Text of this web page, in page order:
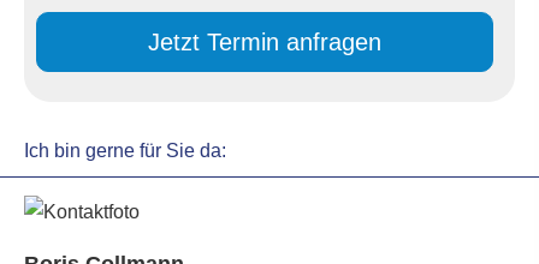
Jetzt Termin anfragen
Ich bin gerne für Sie da: